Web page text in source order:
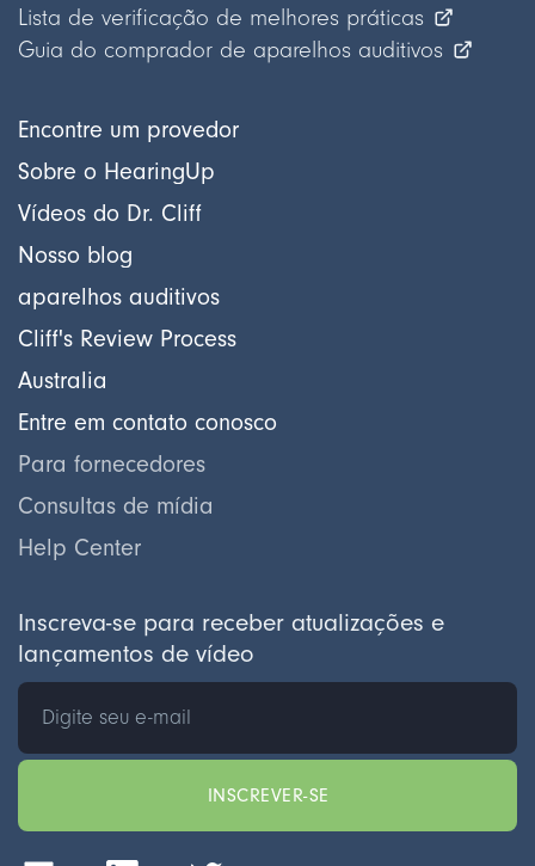
Encontre um provedor
Sobre o HearingUp
Vídeos do Dr. Cliff
Nosso blog
aparelhos auditivos
Cliff's Review Process
Australia
Entre em contato conosco
Para fornecedores
Consultas de mídia
Help Center
Lista de verificação de melhores práticas
Guia do comprador de aparelhos auditivos
Inscreva-se para receber atualizações e
lançamentos de vídeo